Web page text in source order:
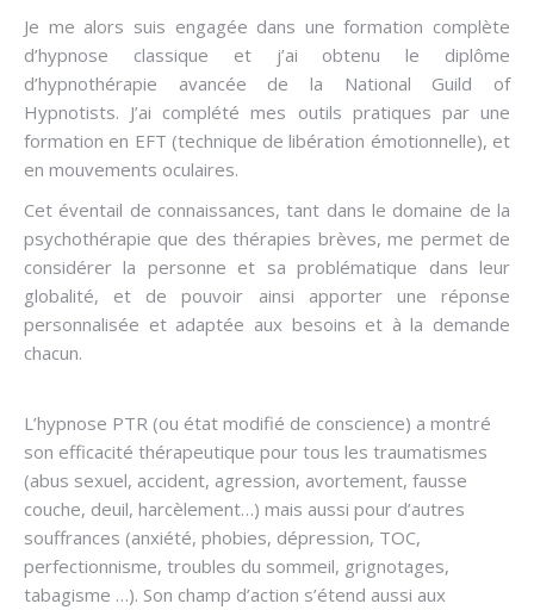
Je me alors suis engagée dans une formation complète
d’hypnose classique et j’ai obtenu le diplôme
d’hypnothérapie avancée de la National Guild of
Hypnotists. J’ai complété mes outils pratiques par une
formation en EFT (technique de libération émotionnelle), et
en mouvements oculaires.
Cet éventail de connaissances, tant dans le domaine de la
psychothérapie que des thérapies brèves, me permet de
considérer la personne et sa problématique dans leur
globalité, et de pouvoir ainsi apporter une réponse
personnalisée et adaptée aux besoins et à la demande
chacun.
L’hypnose PTR (ou état modifié de conscience) a montré
son efficacité thérapeutique pour tous les traumatismes
(abus sexuel, accident, agression, avortement, fausse
couche, deuil, harcèlement…) mais aussi pour d’autres
souffrances (anxiété, phobies, dépression, TOC,
perfectionnisme, troubles du sommeil, grignotages,
tabagisme …). Son champ d’action s’étend aussi aux